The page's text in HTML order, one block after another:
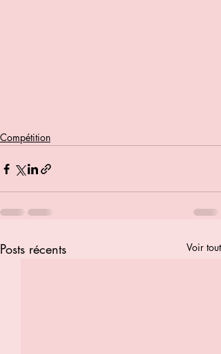
Compétition
Posts récents Voir tout